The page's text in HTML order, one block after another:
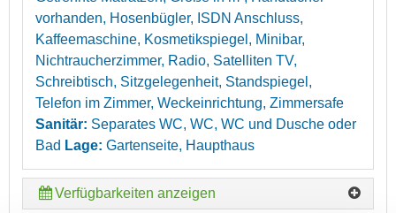
vorhanden, Hosenbügler, ISDN Anschluss,
Kaffeemaschine, Kosmetikspiegel, Minibar,
Nichtraucherzimmer, Radio, Satelliten TV,
Schreibtisch, Sitzgelegenheit, Standspiegel,
Telefon im Zimmer, Weckeinrichtung, Zimmersafe
Sanitär: Separates WC, WC, WC und Dusche oder
Bad Lage: Gartenseite, Haupthaus
Verfügbarkeiten anzeigen